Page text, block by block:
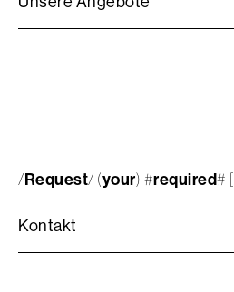
/Request/ (your) #required# [
Kontakt